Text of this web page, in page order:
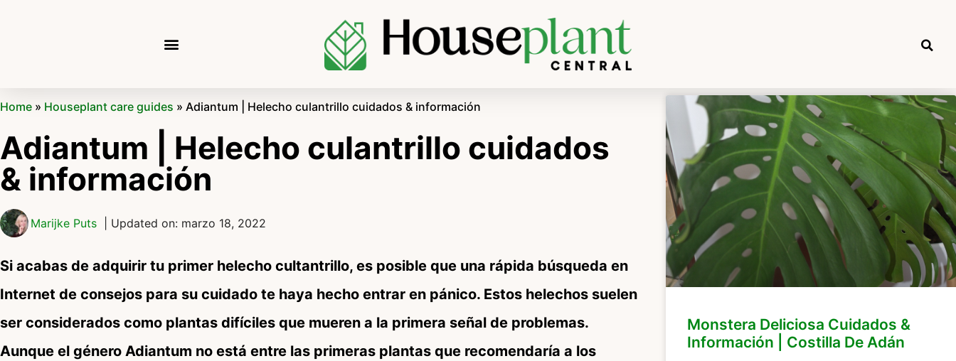
Home » Houseplant care guides » Adiantum | Helecho culantrillo cuidados & información
Adiantum | Helecho culantrillo cuidados
& información
Marijke Puts | Updated on: marzo 18, 2022
Si acabas de adquirir tu primer helecho cultantrillo, es posible que una rápida búsqueda en
Internet de consejos para su cuidado te haya hecho entrar en pánico. Estos helechos suelen
ser considerados como plantas difíciles que mueren a la primera señal de problemas.
Aunque el género Adiantum no está entre las primeras plantas que recomendaría a los
Monstera Deliciosa Cuidados &
Información | Costilla De Adán